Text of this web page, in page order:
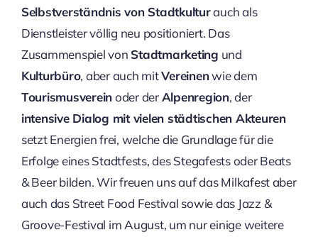
Selbstverständnis von Stadtkulturauch als
Dienstleister völlig neu positioniert. Das
Zusammenspiel von Stadtmarketing und
Kulturbüro, aber auch mitVereinenwie dem
Tourismusvereinoder derAlpenregion, der
intensive Dialog mit vielen städtischen Akteuren
setzt Energien frei, welche die Grundlage für die
Erfolge eines Stadtfests, des Stegafests oder Beats
& Beer bilden. Wir freuen uns auf das Milkafest aber
auch das Street Food Festival sowie das Jazz &
Groove-Festival im August, um nur einige weitere